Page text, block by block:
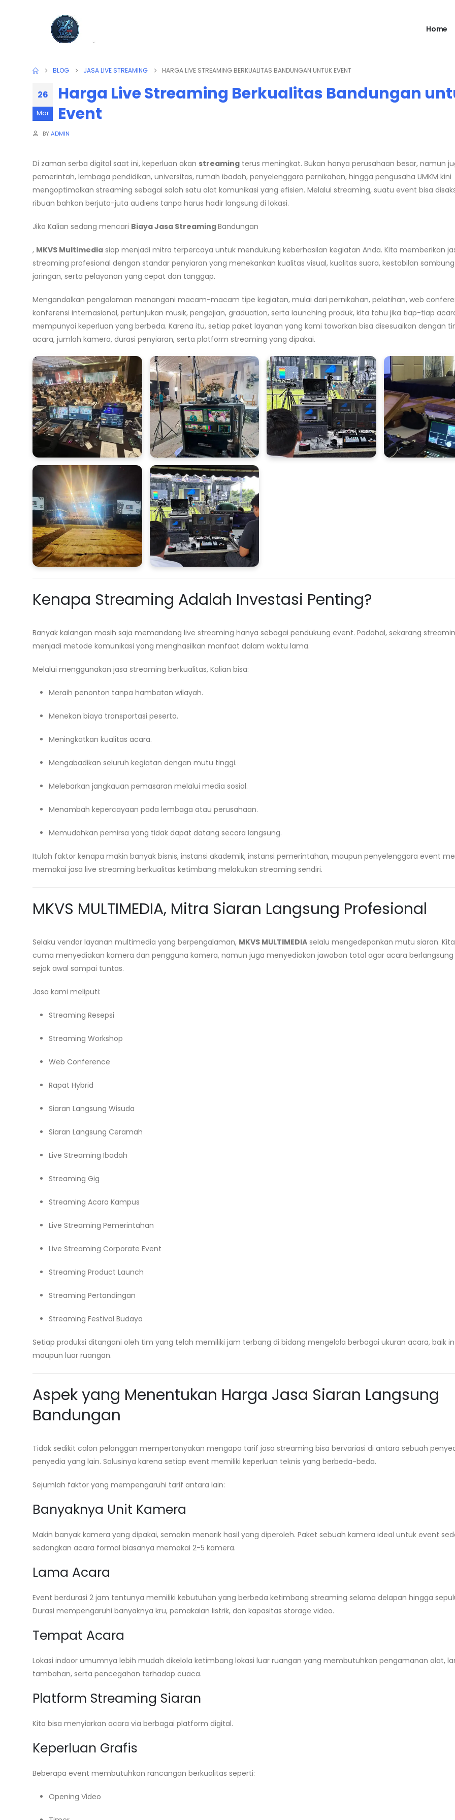
Home
BLOG JASA LIVE STREAMING HARGA LIVE STREAMING BERKUALITAS BANDUNGAN UNTUK EVENT
26
Mar
Harga Live Streaming Berkualitas Bandungan
Event
BYADMIN
Di zaman serba digital saat ini, keperluan akan streaming terus meningkat. Bukan hanya perusahaan besar, namun
pemerintah, lembaga pendidikan, universitas, rumah ibadah, penyelenggara pernikahan, hingga pengusaha UMKM kini
mengoptimalkan streaming sebagai salah satu alat komunikasi yang efisien. Melalui streaming, suatu event bisa
ribuan bahkan berjuta-juta audiens tanpa harus hadir langsung di lokasi.
Jika Kalian sedang mencari Biaya Jasa StreamingBandungan
, MKVS Multimedia siap menjadi mitra terpercaya untuk mendukung keberhasilan kegiatan Anda. Kita memberikan
streaming profesional dengan standar penyiaran yang menekankan kualitas visual, kualitas suara, kestabilan
jaringan, serta pelayanan yang cepat dan tanggap.
Mengandalkan pengalaman menangani macam-macam tipe kegiatan, mulai dari pernikahan, pelatihan, web
konferensi internasional, pertunjukan musik, pengajian, graduation, serta launching produk, kita tahu jika tiap-tiap
mempunyai keperluan yang berbeda. Karena itu, setiap paket layanan yang kami tawarkan bisa disesuaikan dengan
acara, jumlah kamera, durasi penyiaran, serta platform streaming yang dipakai.
Kenapa Streaming Adalah Investasi Penting?
Banyak kalangan masih saja memandang live streaming hanya sebagai pendukung event. Padahal, sekarang
menjadi metode komunikasi yang menghasilkan manfaat dalam waktu lama.
Melalui menggunakan jasa streaming berkualitas, Kalian bisa:
Meraih penonton tanpa hambatan wilayah.
Menekan biaya transportasi peserta.
Meningkatkan kualitas acara.
Mengabadikan seluruh kegiatan dengan mutu tinggi.
Melebarkan jangkauan pemasaran melalui media sosial.
Menambah kepercayaan pada lembaga atau perusahaan.
Memudahkan pemirsa yang tidak dapat datang secara langsung.
Itulah faktor kenapa makin banyak bisnis, instansi akademik, instansi pemerintahan, maupun penyelenggara event
memakai jasa live streaming berkualitas ketimbang melakukan streaming sendiri.
MKVS MULTIMEDIA, Mitra Siaran Langsung Profesional
Selaku vendor layanan multimedia yang berpengalaman, MKVS MULTIMEDIA selalu mengedepankan mutu siaran.
cuma menyediakan kamera dan pengguna kamera, namun juga menyediakan jawaban total agar acara
sejak awal sampai tuntas.
Jasa kami meliputi:
Streaming Resepsi
Streaming Workshop
Web Conference
Rapat Hybrid
Siaran Langsung Wisuda
Siaran Langsung Ceramah
Live Streaming Ibadah
Streaming Gig
Streaming Acara Kampus
Live Streaming Pemerintahan
Live Streaming Corporate Event
Streaming Product Launch
Streaming Pertandingan
Streaming Festival Budaya
Setiap produksi ditangani oleh tim yang telah memiliki jam terbang di bidang mengelola berbagai ukuran acara, baik
maupun luar ruangan.
Aspek yang Menentukan Harga Jasa Siaran Langsung
Bandungan
Tidak sedikit calon pelanggan mempertanyakan mengapa tarif jasa streaming bisa bervariasi di antara sebuah
penyedia yang lain. Solusinya karena setiap event memiliki keperluan teknis yang berbeda-beda.
Sejumlah faktor yang mempengaruhi tarif antara lain:
Banyaknya Unit Kamera
Makin banyak kamera yang dipakai, semakin menarik hasil yang diperoleh. Paket sebuah kamera ideal untuk event
sedangkan acara formal biasanya memakai 2-5 kamera.
Lama Acara
Event berdurasi 2 jam tentunya memiliki kebutuhan yang berbeda ketimbang streaming selama delapan hingga
Durasi mempengaruhi banyaknya kru, pemakaian listrik, dan kapasitas storage video.
Tempat Acara
Lokasi indoor umumnya lebih mudah dikelola ketimbang lokasi luar ruangan yang membutuhkan pengamanan alat,
tambahan, serta pencegahan terhadap cuaca.
Platform Streaming Siaran
Kita bisa menyiarkan acara via berbagai platform digital.
Keperluan Grafis
Beberapa event membutuhkan rancangan berkualitas seperti:
Opening Video